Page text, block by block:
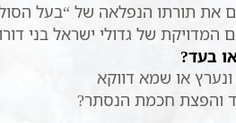
את תורתו הנפלאה של “בעל
של גדולי ישראל בני דורו
בעד?
או שמא דווקא
והפצת חכמת הנסתר?